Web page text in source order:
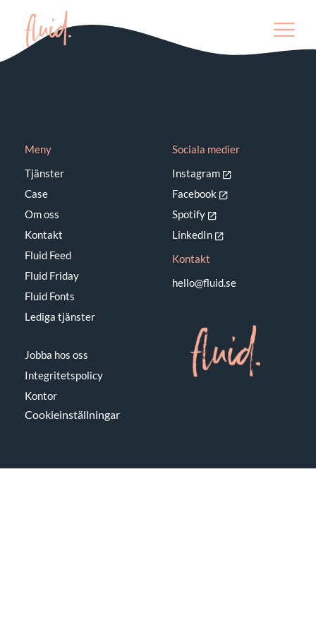
Hur påverkar AI
framtidens
Meny
Tjänster
Case
Om oss
Kontakt
Fluid Feed
Fluid Friday
Fluid Fonts
Lediga tjänster
Sociala medier
Instagram
Facebook
Spotify
LinkedIn
Kontakt
hello@fluid.se
Jobba hos oss
Integritetspolicy
Kontor
Cookieinställningar